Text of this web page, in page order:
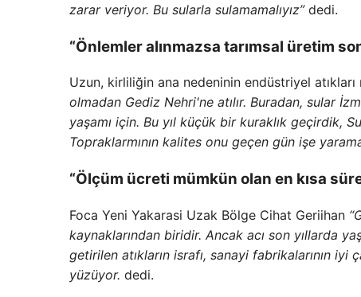
zarar veriyor. Bu sularla sulamamalıyız”dedi.
“Önlemler alınmazsa tarımsal üretim
Uzun, kirliliğin ana nedeninin endüstriyel
olmadan Gediz Nehri'ne atılır. Buradan, sular
yaşamı için. Bu yıl küçük bir kuraklık geçirdik,
Topraklarmının kalites onu geçen gün işe
“Ölçüm ücreti mümkün olan en kısa
Foca Yeni Yakarasi Uzak Bölge Cihat Geriihan
kaynaklarından biridir. Ancak acı son yıllarda
getirilen atıkların israfı, sanayi fabrikalarının iyi
yüzüyor. dedi.